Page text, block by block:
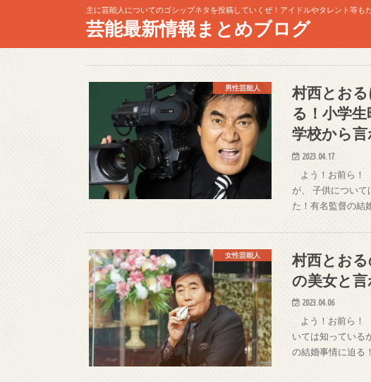
主に芸能人についてのゴシップネタを投稿していくぜ！アイドルやタレント等も
芸能最新情報まとめブログ
男性芸能人
村西とお
る！小学
学校から言
2023.04.17
よう！お前ら！
が、 子供につい
た！有名監督の結
女性芸能人
村西とお
の美女と
2023.04.06
よう！お前ら！
いては知っている
の結婚事情に迫る